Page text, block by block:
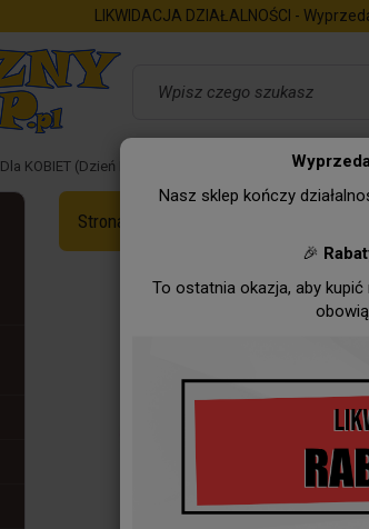
Nasz sklep kończy
🎉
To ostatnia okazja, aby
LIKWIDACJA DZIAŁALNOŚCI -
Dla KOBIET (Dzień Kobiet) Koszulka
Strona Główna